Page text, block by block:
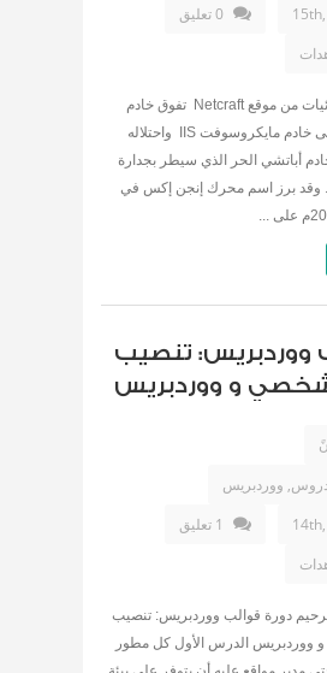
0 تعليق
أظهرت آخر الإحصائيات من موقع Netcraft تفوق خادم
إنجن إكس للوب على خادم مايكروسوفت IIS واحتلاله
خادم أباتشي الحر الذي سيطر بجدارة
وقد برز اسم محرك إنجن إكس في
ووردبريس: تنصيب
و ووردبريس
, ووردبريس
1 تعليق
دورة قوالب ووردبريس: تنصيب
ووردبريس الدرس الأول كل مطور